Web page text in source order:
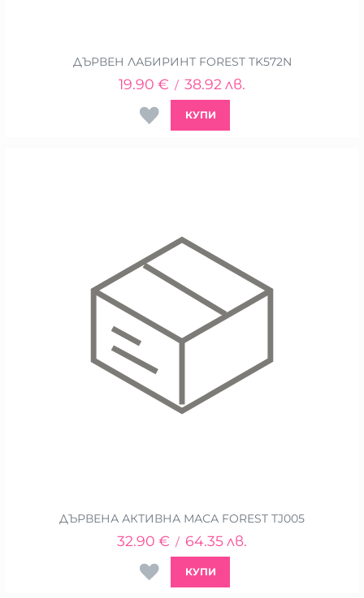
ДЪРВЕН ЛАБИРИНТ FOREST TK572N
19.90 € / 38.92 лв.
КУПИ
ДЪРВЕНА АКТИВНА МАСА FOREST TJ005
32.90 € / 64.35лв.
КУПИ